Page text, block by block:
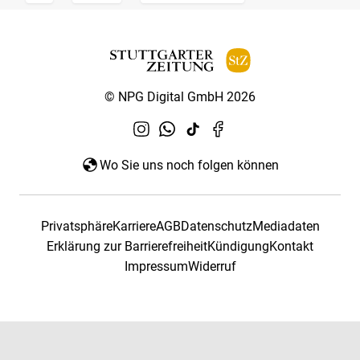
© NPG Digital GmbH 2026
Wo Sie uns noch folgen können
PrivatsphäreKarriereAGBDatenschutzMediadaten
Erklärung zur BarrierefreiheitKündigungKontakt
ImpressumWiderruf